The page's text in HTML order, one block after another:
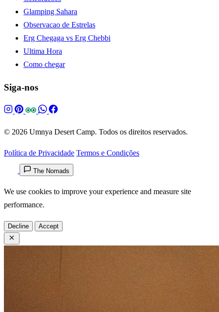
Glamping Sahara
Observacao de Estrelas
Erg Chegaga vs Erg Chebbi
Ultima Hora
Como chegar
Siga-nos
© 2026 Umnya Desert Camp. Todos os direitos reservados.
Política de Privacidade Termos e Condições
The Nomads
We use cookies to improve your experience and measure site
performance.
Decline Accept